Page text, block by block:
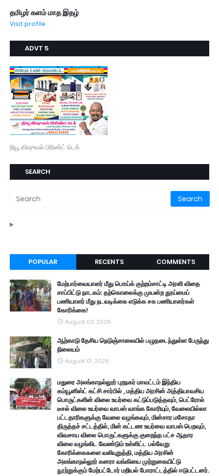
தமிழர் களம் மாத இதழ்
Visit profile
ADVT 5
நியூ விஷுவல் பிரிண்ட் டெக்
SEARCH
POPULAR RECENTS COMMENTS
மேற்பார்வையாளர் மீது பொய்க் குற்றம்சாட்டி அரளி விதை
சாப்பிட்டு நாடகம்: தற்கொலைக்கு முயன்ற தூய்மைப்
பணியாளர் மீது நடவடிக்கை எடுக்க சக பணியாளர்கள்
கோரிக்கை!
August 03, 2026
ஆற்காடு தேசிய நெடுஞ்சாலையில் பழுதடைந்துள்ள பேருந்து
நிலையம்
August 01, 2026
மதுரை அலங்காநல்லூர் புறநகர் மாவட்டம் இந்திய
கம்யூனிஸ்ட் கட்சி சார்பில் , மத்திய அரசின் அத்தியாவசிய
பொருட்களின் விலை உயர்வை கட்டுப்படுத்தவும், பெட்ரோல்
டீசல் விலை உயர்வை வாபஸ் வாங்க கோரியும், வேலையில்லா
பட்டதாரிகளுக்கு வேலை வழங்கவும், மின்சார மசோதா
திருத்தச் சட்டத்தில், மின் கட்டண உயர்வை வாபஸ் பெறவும்,
விவசாய விலை பொருட்களுக்கு குறைந்த பட்ச ஆதார
விலை வழங்கிட வேண்டும் உள்ளிட்ட பல்வேறு
கோரிக்கைகளை வலியுறுத்தி, மத்திய அரசின்
அலங்காநல்லூர் கனரா வங்கியை முற்றுகையிட்டு
நூற்றுக்கும் மேற்பட்டோர் மறியல் போராட்டத்தில் ஈடுபட்டனர்.